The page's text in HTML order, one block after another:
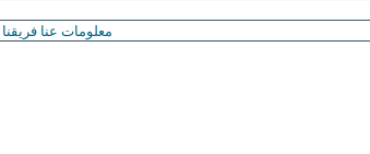
معلومات عنا فريقنا